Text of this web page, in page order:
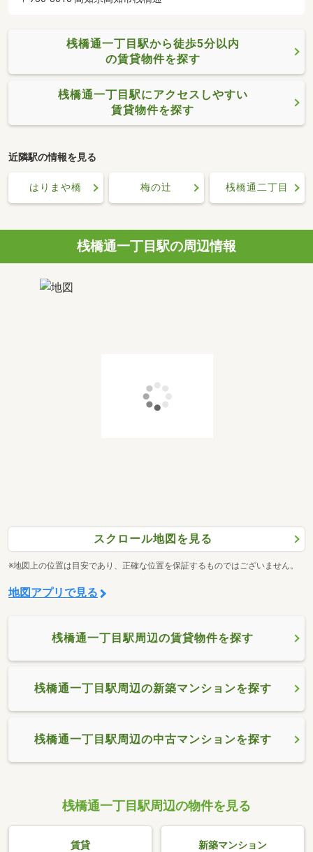
桟橋通一丁目駅から徒歩5分以内
の賃貸物件を探す
桟橋通一丁目駅にアクセスしやすい
賃貸物件を探す
近隣駅の情報を見る
はりまや橋 梅の辻 桟橋通二丁目
桟橋通一丁目駅の周辺情報
スクロール地図を見る
※地図上の位置は目安であり、正確な位置を保証するものではございません。
地図アプリで見る
桟橋通一丁目駅周辺の賃貸物件を探す
桟橋通一丁目駅周辺の新築マンションを探す
桟橋通一丁目駅周辺の中古マンションを探す
桟橋通一丁目駅周辺の物件を見る
賃貸 新築マンション